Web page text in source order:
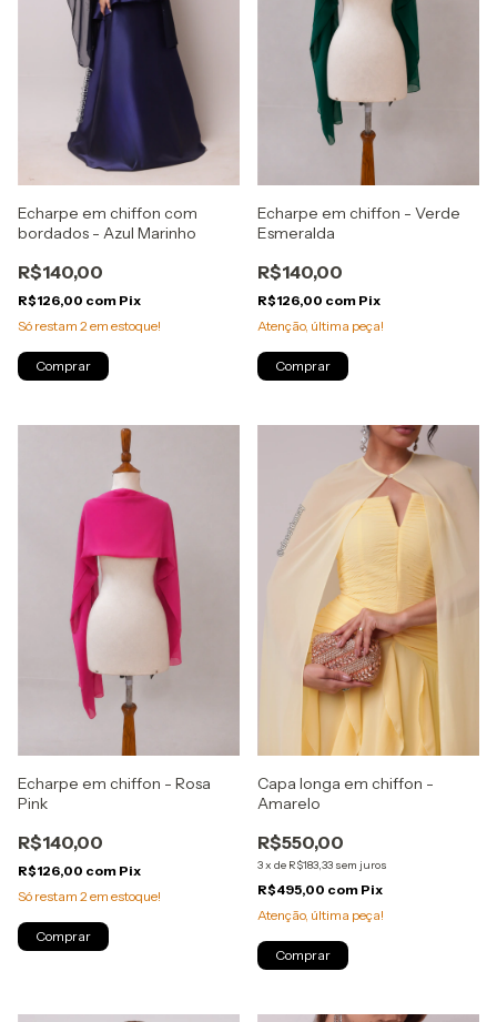
Echarpe em chiffon com
bordados - Azul Marinho
R$140,00
R$126,00 com Pix
Só restam 2 em estoque!
Comprar
Echarpe em chiffon - Verde
Esmeralda
R$140,00
R$126,00 com Pix
Atenção, última peça!
Comprar
Echarpe em chiffon - Rosa
Pink
R$140,00
R$126,00 com Pix
Só restam 2em estoque!
Comprar
Capa longa em chiffon -
Amarelo
R$550,00
3x de R$183,33 sem juros
R$495,00 com Pix
Atenção, última peça!
Comprar